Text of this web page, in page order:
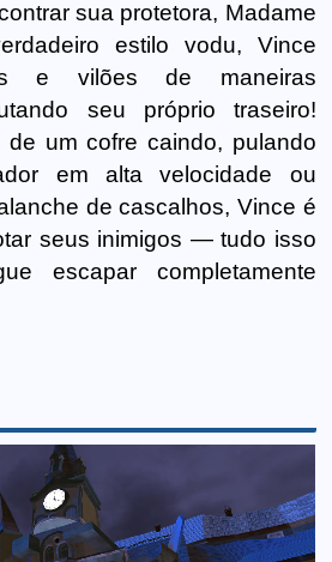
sua protetora, Madame
estilo vodu, Vince
e vilões de maneiras
seu próprio traseiro!
de um cofre caindo, pulando
em alta velocidade ou
de cascalhos, Vince é
seus inimigos — tudo isso
escapar completamente